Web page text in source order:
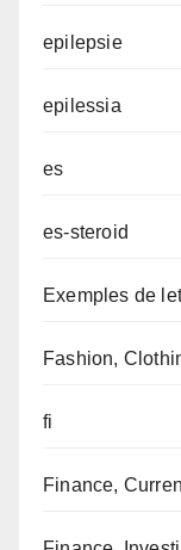
epilepsie
epilessia
es
es-steroid
Exemples de
Fashion,
fi
Finance,